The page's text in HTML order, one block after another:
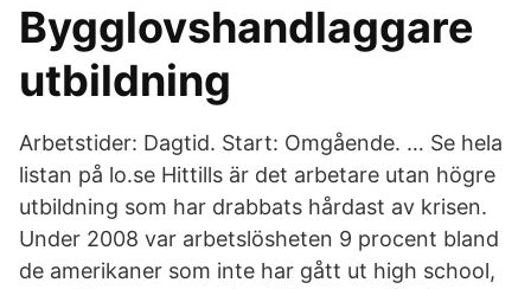
Bygglovshandlaggare
utbildning
Arbetstider: Dagtid. Start: Omgående. … Se hela
listan på lo.se Hittills är det arbetare utan högre
utbildning som har drabbats hårdast av krisen.
Under 2008 var arbetslösheten 9 procent bland
de amerikaner som inte har gått ut high school,